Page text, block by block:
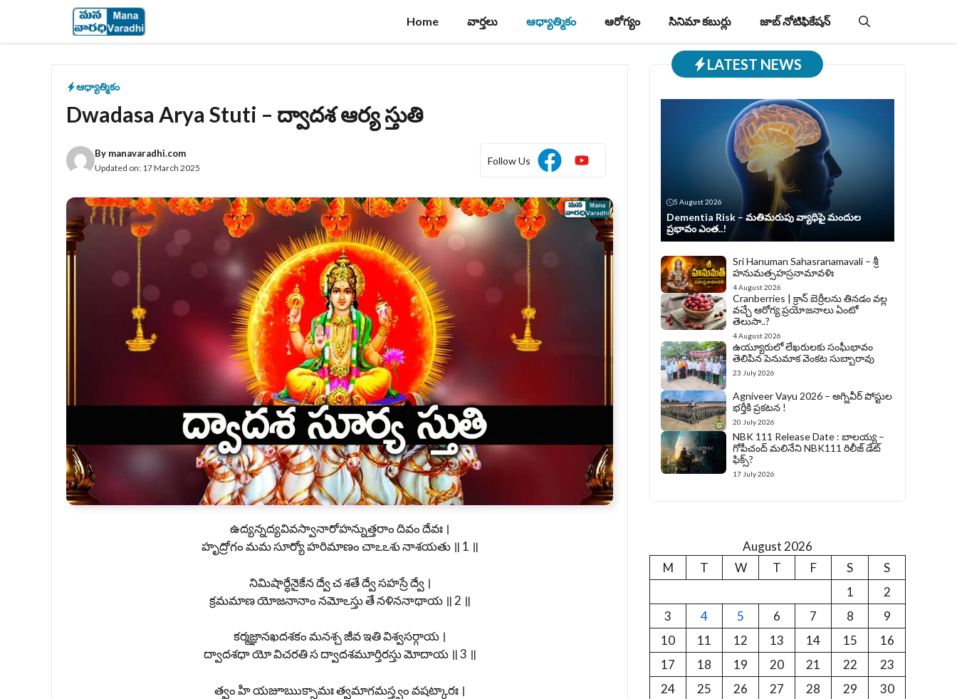
content
Home వార్తలు ఆధ్యాత్మికం ఆరోగ్యం సినిమా కబుర్లు జాబ్‌ నోటిఫికేషన్‌
ఆధ్యాత్మికం
Dwadasa Arya Stuti – ద్వాదశ ఆర్య స్తుతి
By manavaradhi.com
Updated on: 17 March 2025
Follow Us
ఉద్యన్నద్యవివస్వానారోహన్నుత్తరాం దివం దేవః ।
హృద్రోగం మమ సూర్యో హరిమాణం చాఽఽశు నాశయతు ॥ 1 ॥
నిమిషార్ధేనైకేన ద్వే చ శతే ద్వే సహస్రే ద్వే ।
క్రమమాణ యోజనానాం నమోఽస్తు తే నళిననాథాయ ॥ 2 ॥
కర్మజ్ఞానఖదశకం మనశ్చ జీవ ఇతి విశ్వసర్గాయ ।
ద్వాదశధా యో విచరతి స ద్వాదశమూర్తిరస్తు మోదాయ ॥ 3 ॥
త్వం హి యజూఋక్సామః త్వమాగమస్త్వం వషట్కారః ।
LATEST NEWS
5 August 2026
Dementia Risk – మతిమరుపు వ్యాధిపై మందుల
ప్రభావం ఎంత..!
Sri Hanuman Sahasranamavali – శ్రీ
హనుమత్సహస్రనామావళిః
4 August 2026
Cranberries | క్రాన్ బెర్రీల‌ను తిన‌డం వ‌ల్ల
వచ్చే ఆరోగ్య ప్రయోజనాలు ఏంటో
తెలుసా..?
4 August 2026
ఉయ్యూరులో లేఖరులకు సంఘీభావం
తెలిపిన పెనుమాక వెంకట సుబ్బారావు
23 July 2026
Agniveer Vayu 2026 – అగ్నివీర్‌ పోస్టుల
భర్తీకి ప్రకటన !
20 July 2026
NBK 111 Release Date : బాలయ్య –
గోపీచంద్ మలినేని NBK111 రిలీజ్ డేట్
ఫిక్స్?
17 July 2026
August 2026
M
T W T F S
S
1
2
3
4 5 6 7 8
9
10
11 12 13 14 15
16
17
18 19 20 21 22
23
24
25 26 27 28 29
30